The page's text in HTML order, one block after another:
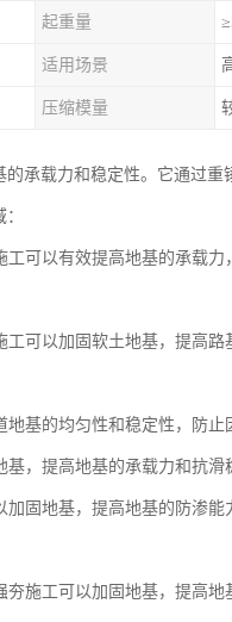
起重量
适用场景
压缩模量
承载力和稳定性。它通过
可以有效提高地基的承载
可以加固软土地基，提高
基的均匀性和稳定性，防止
，提高地基的承载力和抗滑
固地基，提高地基的防渗
施工可以加固地基，提高